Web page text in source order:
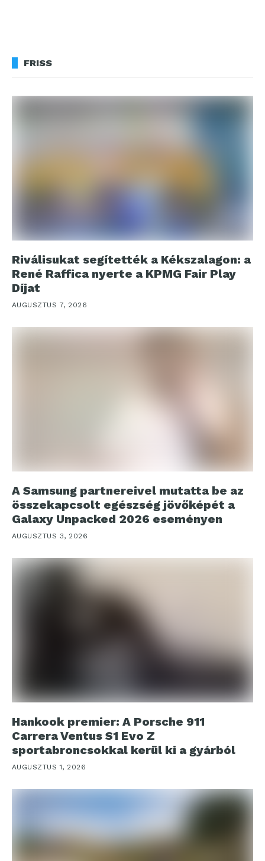
FRISS
Riválisukat segítették a Kékszalagon: a
René Raffica nyerte a KPMG Fair Play
Díjat
AUGUSZTUS 7, 2026
A Samsung partnereivel mutatta be az
összekapcsolt egészség jövőképét a
Galaxy Unpacked 2026 eseményen
AUGUSZTUS 3, 2026
Hankook premier: A Porsche 911
Carrera Ventus S1 Evo Z
sportabroncsokkal kerül ki a gyárból
AUGUSZTUS 1, 2026